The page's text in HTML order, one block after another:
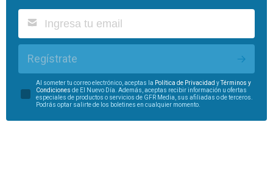
Regístrate
Al someter tu correo electrónico, aceptas la Política de Privacidad yTérminos y
Condiciones de El Nuevo Día. Además, aceptas recibir información u ofertas
especiales de productos o servicios de GFR Media, sus afiliadas o de terceros.
Podrás optar salirte de los boletines en cualquier momento.